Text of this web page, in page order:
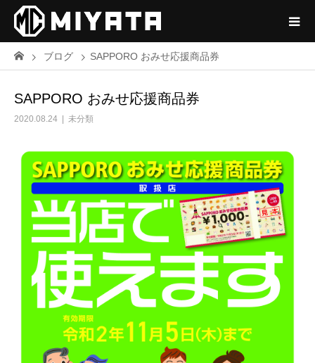
ブログ SAPPORO おみせ応援商品券
SAPPORO おみせ応援商品券
2020.08.24 未分類